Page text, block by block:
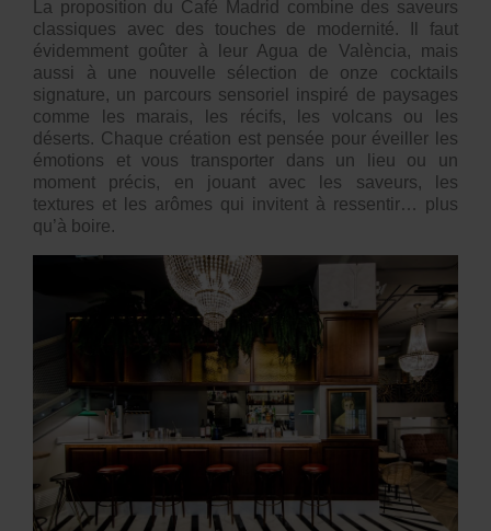
La proposition du Café Madrid
combine des saveurs
classiques avec des touches de modernité. Il faut
évidemment goûter à leur Agua de València, mais
aussi à une nouvelle sélection de onze cocktails
signature, un parcours sensoriel inspiré de paysages
comme les marais, les récifs, les volcans ou les
déserts. Chaque création est pensée pour éveiller les
émotions et vous transporter dans un lieu ou un
moment précis, en jouant avec les saveurs, les
textures et les arômes qui invitent à ressentir… plus
qu’à boire.